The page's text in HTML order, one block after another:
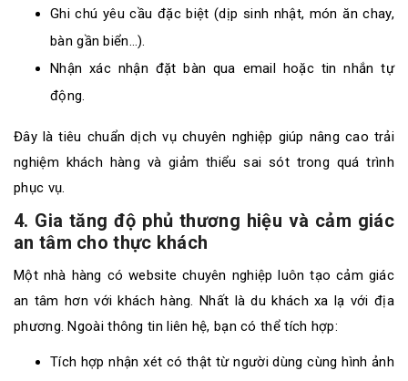
Ghi chú yêu cầu đặc biệt (dịp sinh nhật, món ăn chay,
bàn gần biển…).
Nhận xác nhận đặt bàn qua email hoặc tin nhắn tự
động.
Đây là tiêu chuẩn dịch vụ chuyên nghiệp giúp nâng cao trải
nghiệm khách hàng và giảm thiểu sai sót trong quá trình
phục vụ.
4. Gia tăng độ phủ thương hiệu và cảm giác
an tâm cho thực khách
Một nhà hàng có website chuyên nghiệp luôn tạo cảm giác
an tâm hơn với khách hàng. Nhất là du khách xa lạ với địa
phương. Ngoài thông tin liên hệ, bạn có thể tích hợp:
Tích hợp nhận xét có thật từ người dùng cùng hình ảnh